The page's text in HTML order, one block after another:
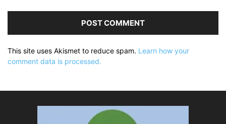
This site uses Akismet to reduce spam. Learn how your
comment data is processed.